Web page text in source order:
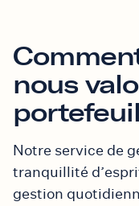
nous
Notre service de
tranquillité
gestion